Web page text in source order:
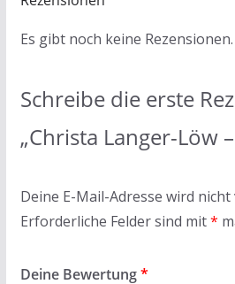
Es gibt noch keine Rezensionen.
Schreibe die erste
„Christa Langer-Löw
Deine E-Mail-Adresse wird
Erforderliche Felder sind mit*
Deine Bewertung*